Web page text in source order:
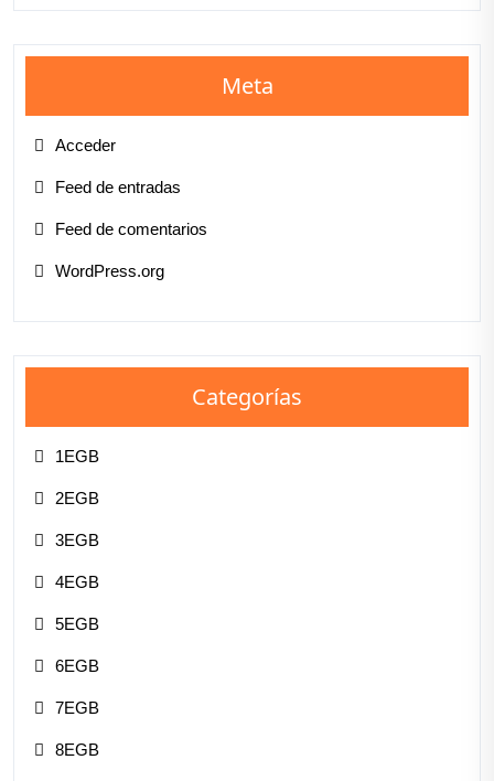
Meta
Acceder
Feed de entradas
Feed de comentarios
WordPress.org
Categorías
1EGB
2EGB
3EGB
4EGB
5EGB
6EGB
7EGB
8EGB